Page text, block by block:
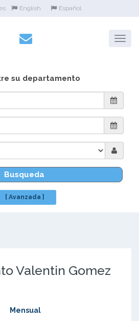
English Español
su departamento
Busqueda
[ Avanzada ]
Valentin Gomez
Mensual